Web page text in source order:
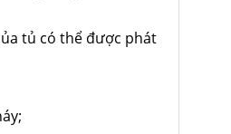
tủ có thể được phát